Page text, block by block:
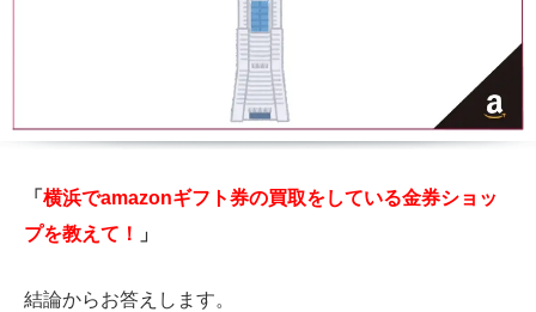
「 横浜でamazonギフト券の買取をしている金券ショッ
プを教えて！
」
結論からお答えします。